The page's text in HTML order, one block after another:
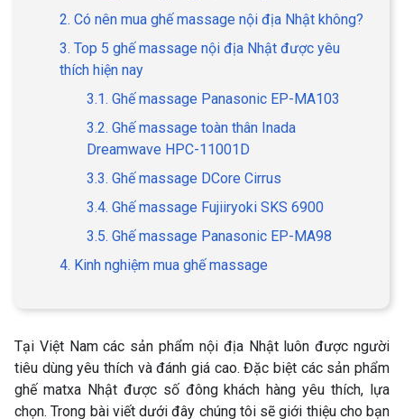
2. Có nên mua ghế massage nội địa Nhật không?
3. Top 5 ghế massage nội địa Nhật được yêu
thích hiện nay
3.1. Ghế massage Panasonic EP-MA103
3.2. Ghế massage toàn thân Inada
Dreamwave HPC-11001D
3.3. Ghế massage DCore Cirrus
3.4. Ghế massage Fujiiryoki SKS 6900
3.5. Ghế massage Panasonic EP-MA98
4. Kinh nghiệm mua ghế massage
Tại Việt Nam các sản phẩm nội địa Nhật luôn được người
tiêu dùng yêu thích và đánh giá cao. Đặc biệt các sản phẩm
ghế matxa Nhật được số đông khách hàng yêu thích, lựa
chọn. Trong bài viết dưới đây chúng tôi sẽ giới thiệu cho bạn